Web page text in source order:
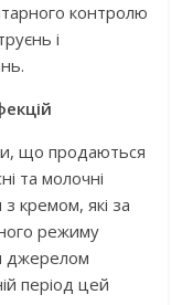
контролю
і
що продаються
та молочні
кремом, які за
режиму
джерелом
період цей